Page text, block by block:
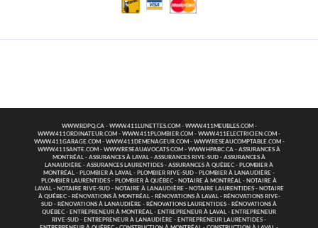
WWW.RDPQ.CA - WWW.411LUNETTES.COM - WWW.411MEUBLES.COM -
WWW.411ORDINATEUR.COM - WWW.411PLOMBIER.COM - WWW.411ELECTRICIEN.COM -
WWW.411GARAGE.COM - WWW.411DEMENAGEUR.COM - WWW.RESEAUCOMPTABLE.COM -
WWW.411SANTE.COM - WWW.RESEAUAVOCATS.COM - WWW.HPABC.CA - ASSURANCES À
MONTRÉAL
- ASSURANCES À LAVAL - ASSURANCES RIVE-SUD - ASSURANCES À
LANAUDIÈRE - ASSURANCES LAURENTIDES - ASSURANCES À QUÉBEC - PLOMBIER À
MONTRÉAL
- PLOMBIER À LAVAL - PLOMBIER RIVE-SUD - PLOMBIER À LANAUDIÈRE -
PLOMBIER LAURENTIDES - PLOMBIER À QUÉBEC - NOTAIRE À MONTRÉAL - NOTAIRE À
LAVAL
- NOTAIRE RIVE-SUD- NOTAIRE À LANAUDIÈRE- NOTAIRE LAURENTIDES- NOTAIRE
À QUÉBEC- RÉNOVATIONS À MONTRÉAL - RÉNOVATIONS À LAVAL - RÉNOVATIONS RIVE-
SUD - RÉNOVATIONS À LANAUDIÈRE - RÉNOVATIONS LAURENTIDES - RÉNOVATIONS À
QUÉBEC - ENTREPRENEUR À MONTRÉAL - ENTREPRENEUR À LAVAL - ENTREPRENEUR
RIVE-SUD - ENTREPRENEUR À LANAUDIÈRE - ENTREPRENEUR LAURENTIDES -